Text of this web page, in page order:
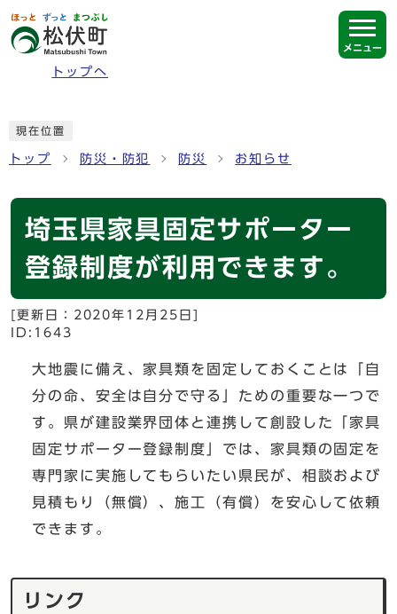
ページの先頭です
トップへ
メニュー
現在位置
トップ 防災・防犯 防災 お知らせ
埼玉県家具固定サポーター
登録制度が利用できます。
[更新日： 2020年12月25日
ID:1643
大地震に備え、家具類を固定しておくことは「自
分の命、安全は自分で守る」ための重要な一つで
す。県が建設業界団体と連携して創設した「家具
固定サポーター登録制度」では、家具類の固定を
専門家に実施してもらいたい県民が、相談および
見積もり（無償）、施工（有償）を安心して依頼
できます。
リンク